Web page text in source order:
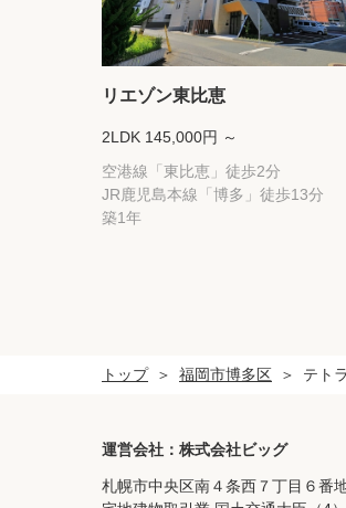
リエゾン東比恵
2LDK 145,000円 ～
空港線「東比恵」徒歩2分
JR鹿児島本線「博多」徒歩13分
築1年
トップ 福岡市博多区 テト
運営会社：株式会社ビッグ
札幌市中央区南４条西７丁目６